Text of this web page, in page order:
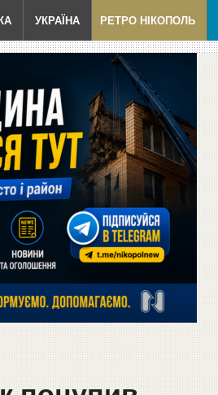
УКРАЇНА РЕТРО НІКОПОЛЬ